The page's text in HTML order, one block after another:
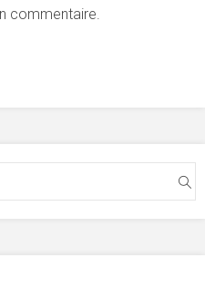
commentaire.